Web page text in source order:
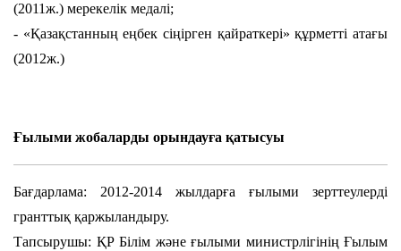
(2011ж.) мерекелік медалі;
- «Қазақстанның еңбек сіңірген қайраткері» құрметті атағы
(2012ж.)
Ғылыми жобаларды орындауға қатысуы
Бағдарлама: 2012-2014 жылдарға ғылыми зерттеулерді
гранттық қаржыландыру.
Тапсырушы: ҚР Білім және ғылыми министрлігінің Ғылым